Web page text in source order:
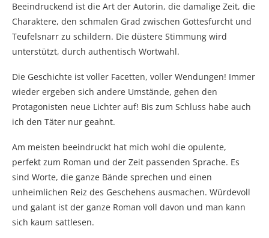
Beeindruckend ist die Art der Autorin, die damalige Zeit, die
Charaktere, den schmalen Grad zwischen Gottesfurcht und
Teufelsnarr zu schildern. Die düstere Stimmung wird
unterstützt, durch authentisch Wortwahl.
Die Geschichte ist voller Facetten, voller Wendungen! Immer
wieder ergeben sich andere Umstände, gehen den
Protagonisten neue Lichter auf! Bis zum Schluss habe auch
ich den Täter nur geahnt.
Am meisten beeindruckt hat mich wohl die opulente,
perfekt zum Roman und der Zeit passenden Sprache. Es
sind Worte, die ganze Bände sprechen und einen
unheimlichen Reiz des Geschehens ausmachen. Würdevoll
und galant ist der ganze Roman voll davon und man kann
sich kaum sattlesen.